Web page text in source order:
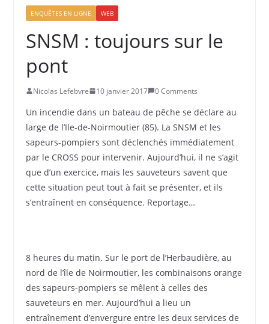
ENQUÊTES EN LIGNE WEB
SNSM : toujours sur le
pont
Nicolas Lefebvre 10 janvier 2017 0 Comments
Un incendie dans un bateau de pêche se déclare au
large de l’Ile-de-Noirmoutier (85). La SNSM et les
sapeurs-pompiers sont déclenchés immédiatement
par le CROSS pour intervenir. Aujourd’hui, il ne s’agit
que d’un exercice, mais les sauveteurs savent que
cette situation peut tout à fait se présenter, et ils
s’entraînent en conséquence. Reportage…
8 heures du matin. Sur le port de l’Herbaudière, au
nord de l’île de Noirmoutier, les combinaisons orange
des sapeurs-pompiers se mêlent à celles des
sauveteurs en mer. Aujourd’hui a lieu un
entraînement d’envergure entre les deux services de